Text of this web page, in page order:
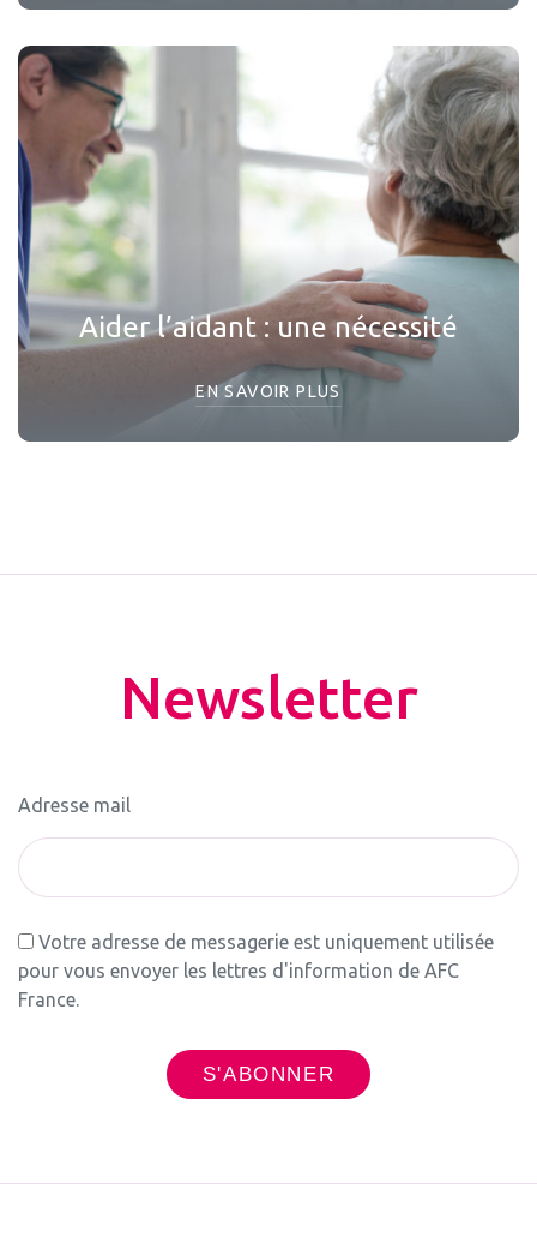
Aider l’aidant : une nécessité
EN SAVOIR PLUS
Newsletter
Adresse mail
Votre adresse de messagerie est uniquement utilisée
pour vous envoyer les lettres d'information de AFC
France.